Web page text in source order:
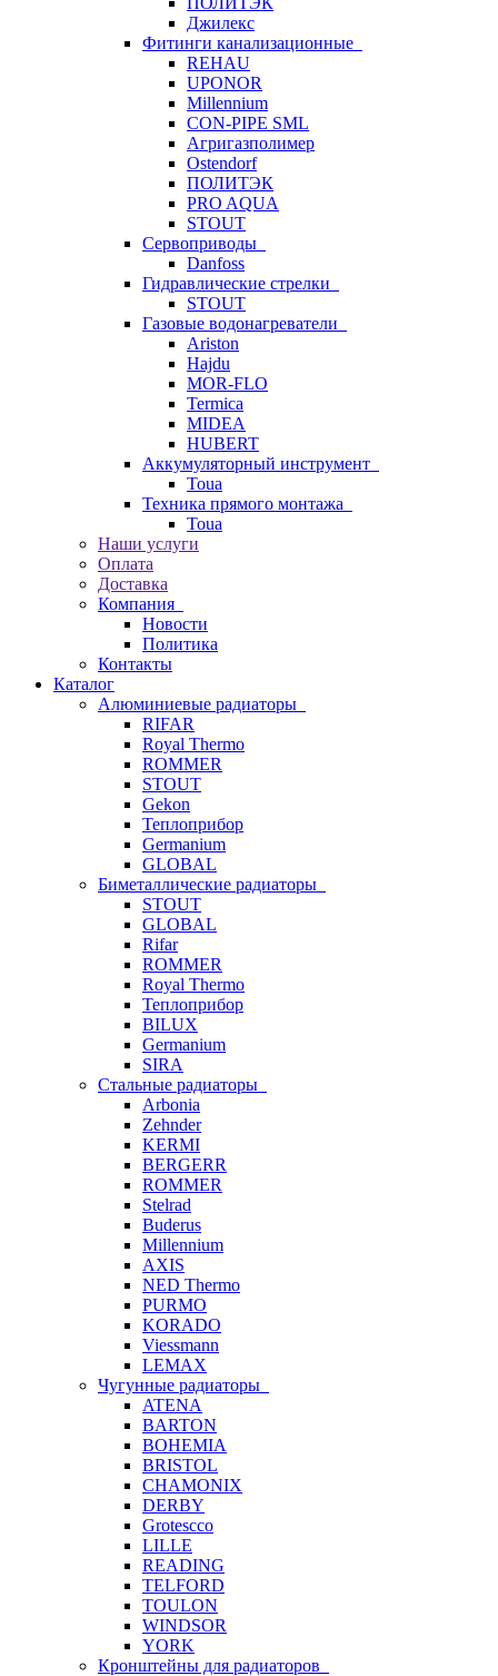
Джилекс
Фитинги канализационные
REHAU
UPONOR
Millennium
CON-PIPE SML
Агригазполимер
Ostendorf
ПОЛИТЭК
PRO AQUA
STOUT
Сервоприводы
Danfoss
Гидравлические стрелки
STOUT
Газовые водонагреватели
Ariston
Hajdu
MOR-FLO
Termica
MIDEA
HUBERT
Аккумуляторный инструмент
Toua
Техника прямого монтажа
Toua
Наши услуги
Оплата
Доставка
Компания
Новости
Политика
Контакты
Каталог
Алюминиевые радиаторы
RIFAR
Royal Thermo
ROMMER
STOUT
Gekon
Теплоприбор
Germanium
GLOBAL
Биметаллические радиаторы
STOUT
GLOBAL
Rifar
ROMMER
Royal Thermo
Теплоприбор
BILUX
Germanium
SIRA
Стальные радиаторы
Arbonia
Zehnder
KERMI
BERGERR
ROMMER
Stelrad
Buderus
Millennium
AXIS
NED Thermo
PURMO
KORADO
Viessmann
LEMAX
Чугунные радиаторы
ATENA
BARTON
BOHEMIA
BRISTOL
CHAMONIX
DERBY
Grotescco
LILLE
READING
TELFORD
TOULON
WINDSOR
YORK
Кронштейны для радиаторов